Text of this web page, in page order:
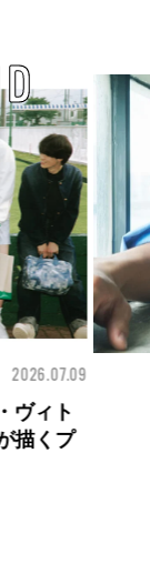
2026.07.27
とう
チ ピ